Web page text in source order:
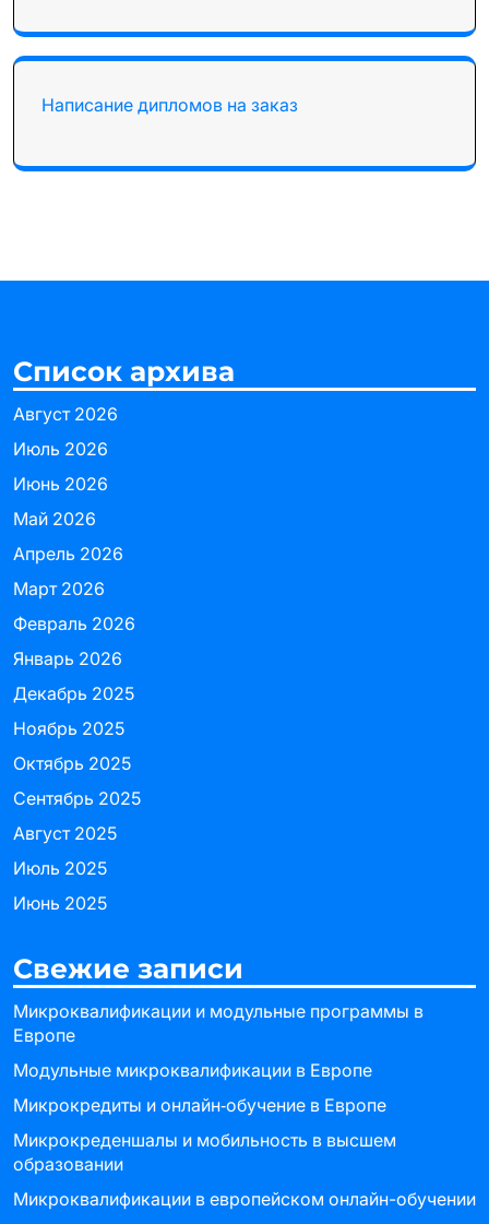
Написание дипломов на заказ
Список архива
Август 2026
Июль 2026
Июнь 2026
Май 2026
Апрель 2026
Март 2026
Февраль 2026
Январь 2026
Декабрь 2025
Ноябрь 2025
Октябрь 2025
Сентябрь 2025
Август 2025
Июль 2025
Июнь 2025
Свежие записи
Микроквалификации и модульные программы в
Европе
Модульные микроквалификации в Европе
Микрокредиты и онлайн‑обучение в Европе
Микрокреденшалы и мобильность в высшем
образовании
Микроквалификации в европейском онлайн-обучении